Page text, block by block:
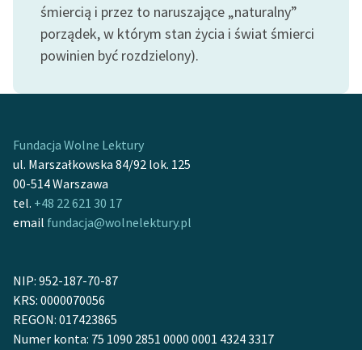
śmiercią i przez to naruszające „naturalny”
porządek, w którym stan życia i świat śmierci
powinien być rozdzielony).
Fundacja Wolne Lektury
ul. Marszałkowska 84/92 lok. 125
00-514 Warszawa
tel. +48 22 621 30 17
email fundacja@wolnelektury.pl
NIP: 952-187-70-87
KRS: 0000070056
REGON: 017423865
Numer konta: 75 1090 2851 0000 0001 4324 3317